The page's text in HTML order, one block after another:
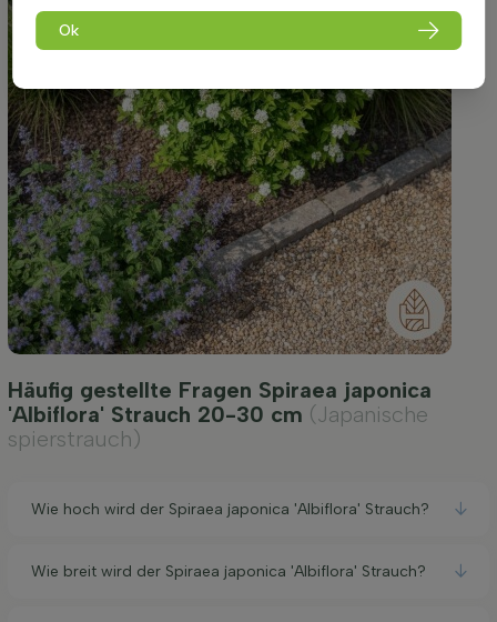
Häufig gestellte Fragen Spiraea japonica
'Albiflora' Strauch 20-30 cm (Japanische
spierstrauch)
Wie hoch wird der Spiraea japonica 'Albiflora' Strauch?
Wie breit wird der Spiraea japonica 'Albiflora' Strauch?
Ok